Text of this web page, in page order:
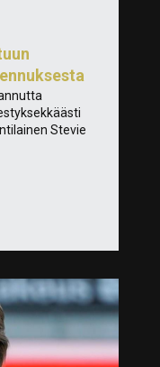
Stevie